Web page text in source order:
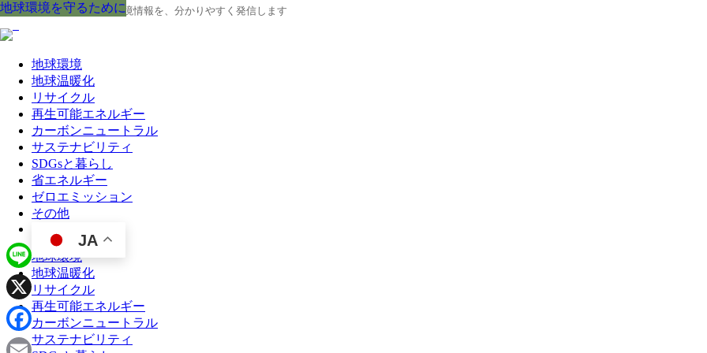
地球の今と未来に役立つ環境情報を、分かりやすく発信します
地球環境
地球温暖化
リサイクル
再生可能エネルギー
カーボンニュートラル
サステナビリティ
SDGsと暮らし
省エネルギー
ゼロエミッション
その他
JA
地球環境
地球温暖化
リサイクル
再生可能エネルギー
カーボンニュートラル
サステナビリティ
地球環境を守るために
地球環境を守るために
地球環境を守るために
地球環境を守るために
地球環境を守るために
地球環境を守るために
地球環境を守るために
地球環境を守るために
地球環境を守るために
Line
X
Facebook